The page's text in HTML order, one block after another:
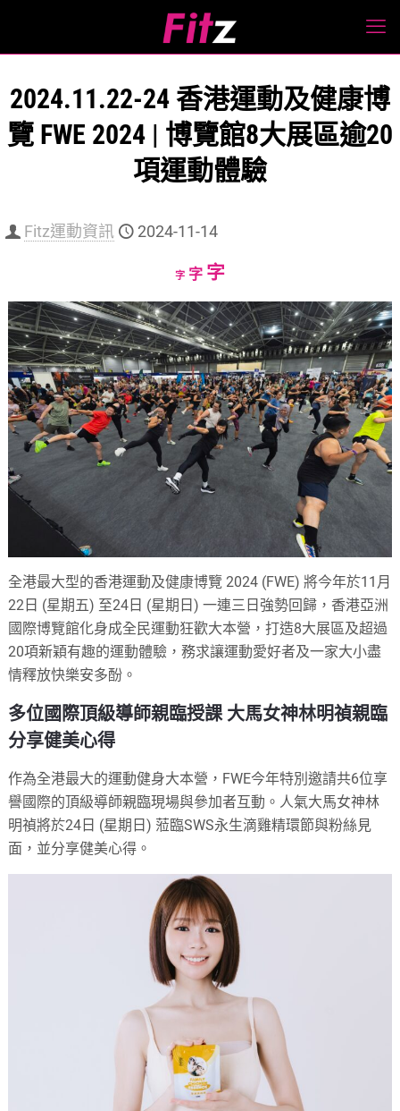
2024.11.22-24 香港運動及健康博
覽 FWE 2024 | 博覽館8大展區逾20
項運動體驗
Fitz運動資訊 2024-11-14
字Decrease
size.
字Reset
size.
字Increase
size.
全港最大型的香港運動及健康博覽 2024 (FWE) 將今年於11月
22日 (星期五) 至24日 (星期日) 一連三日強勢回歸，香港亞洲
國際博覽館化身成全民運動狂歡大本營，打造8大展區及超過
20項新穎有趣的運動體驗，務求讓運動愛好者及一家大小盡
情釋放快樂安多酚。
多位國際頂級導師親臨授課 大馬女神林明禎親臨
分享健美心得
作為全港最大的運動健身大本營，FWE今年特別邀請共6位享
譽國際的頂級導師親臨現場與參加者互動。人氣大馬女神林
明禎將於24日 (星期日) 蒞臨SWS永生滴雞精環節與粉絲見
面，並分享健美心得。